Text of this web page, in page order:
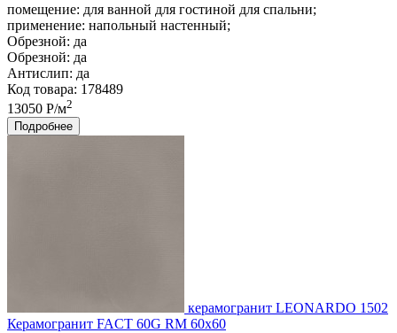
помещение: для ванной для гостиной для спальни;
применение: напольный настенный;
Обрезной: да
Обрезной: да
Антислип: да
Код товара: 178489
13050 Р/м2
Подробнее
керамогранит LEONARDO 1502
Керамогранит FACT 60G RM 60x60